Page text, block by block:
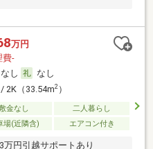
万円
費-
なし
なし
2K（33.54m2）
金なし
二人暮らし
場(近隣含) エアコン付き
円引越サポートあり